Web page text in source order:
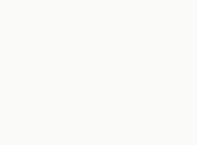
стал «Ожог», всегда
перед «Мертвыми душами»
В «Коляске» нет ничего
special. Но прежде чем
с картинами русского
нужно было на чем-то перо